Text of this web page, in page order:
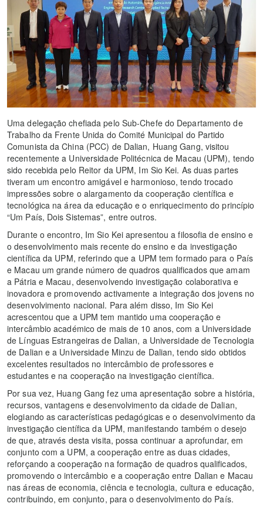
Uma delegação chefiada pelo Sub-Chefe do Departamento de
Trabalho da Frente Unida do Comité Municipal do Partido
Comunista da China (PCC) de Dalian, Huang Gang, visitou
recentemente a Universidade Politécnica de Macau (UPM), tendo
sido recebida pelo Reitor da UPM, Im Sio Kei. As duas partes
tiveram um encontro amigável e harmonioso, tendo trocado
impressões sobre o alargamento da cooperação científica e
tecnológica na área da educação e o enriquecimento do princípio
“Um País, Dois Sistemas”, entre outros.
Durante o encontro, Im Sio Kei apresentou a filosofia de ensino e
o desenvolvimento mais recente do ensino e da investigação
científica da UPM, referindo que a UPM tem formado para o País
e Macau um grande número de quadros qualificados que amam
a Pátria e Macau, desenvolvendo investigação colaborativa e
inovadora e promovendo activamente a integração dos jovens no
desenvolvimento nacional. Para além disso, Im Sio Kei
acrescentou que a UPM tem mantido uma cooperação e
intercâmbio académico de mais de 10 anos, com a Universidade
de Línguas Estrangeiras de Dalian, a Universidade de Tecnologia
de Dalian e a Universidade Minzu de Dalian, tendo sido obtidos
excelentes resultados no intercâmbio de professores e
estudantes e na cooperação na investigação científica.
Por sua vez, Huang Gang fez uma apresentação sobre a história,
recursos, vantagens e desenvolvimento da cidade de Dalian,
elogiando as características pedagógicas e o desenvolvimento da
investigação científica da UPM, manifestando também o desejo
de que, através desta visita, possa continuar a aprofundar, em
conjunto com a UPM, a cooperação entre as duas cidades,
reforçando a cooperação na formação de quadros qualificados,
promovendo o intercâmbio e a cooperação entre Dalian e Macau
nas áreas de economia, ciência e tecnologia, cultura e educação,
contribuindo, em conjunto, para o desenvolvimento do País.